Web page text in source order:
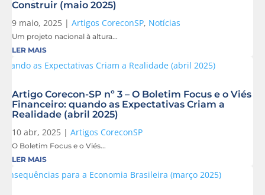
Construir (maio 2025)
9 maio, 2025 | Artigos CoreconSP, Notícias
Um projeto nacional à altura...
LER MAIS
Artigo Corecon-SP nº 3 – O Boletim Focus e o Viés
Financeiro: quando as Expectativas Criam a
Realidade (abril 2025)
10 abr, 2025 | Artigos CoreconSP
O Boletim Focus e o Viés...
LER MAIS